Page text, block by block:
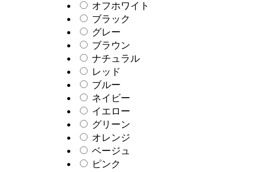
オフホワイト
ブラック
グレー
ブラウン
ナチュラル
レッド
ブルー
ネイビー
イエロー
グリーン
オレンジ
ベージュ
ピンク